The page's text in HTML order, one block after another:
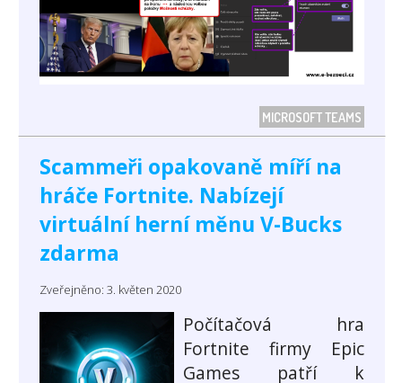
MICROSOFT TEAMS
Scammeři opakovaně míří na
hráče Fortnite. Nabízejí
virtuální herní měnu V-Bucks
zdarma
Zveřejněno: 3. květen 2020
Počítačová hra
Fortnite firmy Epic
Games patří k